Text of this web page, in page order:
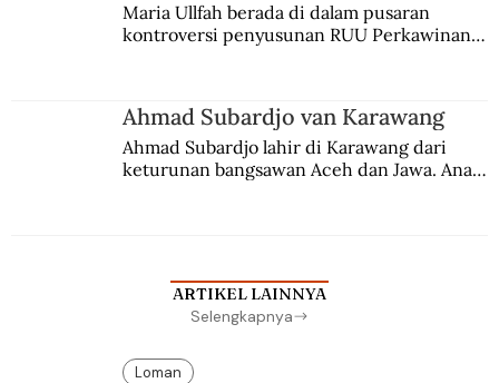
Maria Ullfah berada di dalam pusaran
kontroversi penyusunan RUU Perkawinan.
Ahmad Subardjo van Karawang
Ahmad Subardjo lahir di Karawang dari
keturunan bangsawan Aceh dan Jawa. Anak
ARTIKEL LAINNYA
Selengkapnya
Loman